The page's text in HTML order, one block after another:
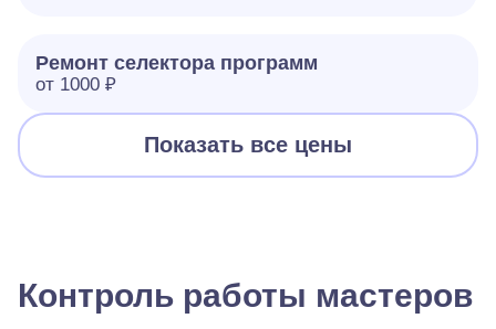
Ремонт селектора программ
от 1000 ₽
Показать все цены
Контроль работы мастеров